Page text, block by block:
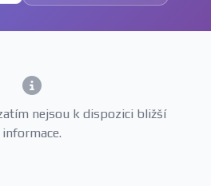
nejsou k dispozici bližší
informace.